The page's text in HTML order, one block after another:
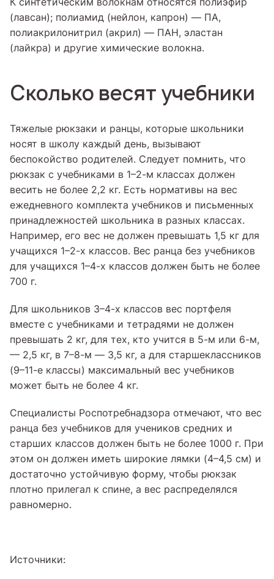
(лавсан); полиамид (нейлон, капрон) — ПА,
полиакрилонитрил (акрил) — ПАН, эластан
(лайкра) и другие химические волокна.
Сколько весят учебники
Тяжелые рюкзаки и ранцы, которые школьники
носят в школу каждый день, вызывают
беспокойство родителей. Следует помнить, что
рюкзак с учебниками в 1–2-м классах должен
весить не более 2,2 кг. Есть нормативы на вес
ежедневного комплекта учебников и письменных
принадлежностей школьника в разных классах.
Например, его вес не должен превышать 1,5 кг для
учащихся 1–2-х классов. Вес ранца без учебников
для учащихся 1–4-х классов должен быть не более
700 г.
Для школьников 3–4-х классов вес портфеля
вместе с учебниками и тетрадями не должен
превышать 2 кг, для тех, кто учится в 5-м или 6-м,
— 2,5 кг, в 7–8-м — 3,5 кг, а для старшеклассников
(9–11-е классы) максимальный вес учебников
может быть не более 4 кг.
Специалисты Роспотребнадзора отмечают, что вес
ранца без учебников для учеников средних и
старших классов должен быть не более 1000 г. При
этом он должен иметь широкие лямки (4–4,5 см) и
достаточно устойчивую форму, чтобы рюкзак
плотно прилегал к спине, а вес распределялся
равномерно.
Источники: